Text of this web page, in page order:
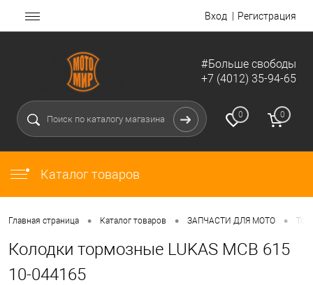
Вход Регистрация
#Больше свободы
+7 (4012) 35-94-65
0 0
Каталог товаров
Главная страница • Каталог товаров • ЗАПЧАСТИ ДЛЯ МОТО •
Колодки тормозные LUKAS MCB 615
10-044165